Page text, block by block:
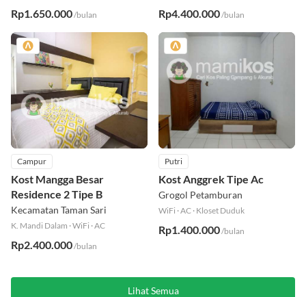
Rp1.650.000/bulan Rp4.400.000/bulan
Campur
Kost Mangga Besar
Residence 2 Tipe B
Kecamatan Taman Sari
K. Mandi Dalam ·WiFi ·AC
Rp2.400.000/bulan
Putri
Kost Anggrek Tipe Ac
Grogol Petamburan
WiFi ·AC · Kloset Duduk
Rp1.400.000/bulan
Lihat Semua